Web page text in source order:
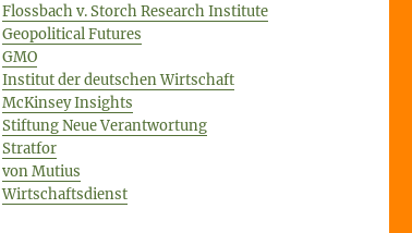
Flossbach v. Storch Research Institute
Geopolitical Futures
GMO
Institut der deutschen Wirtschaft
McKinsey Insights
Stiftung Neue Verantwortung
Stratfor
von Mutius
Wirtschaftsdienst